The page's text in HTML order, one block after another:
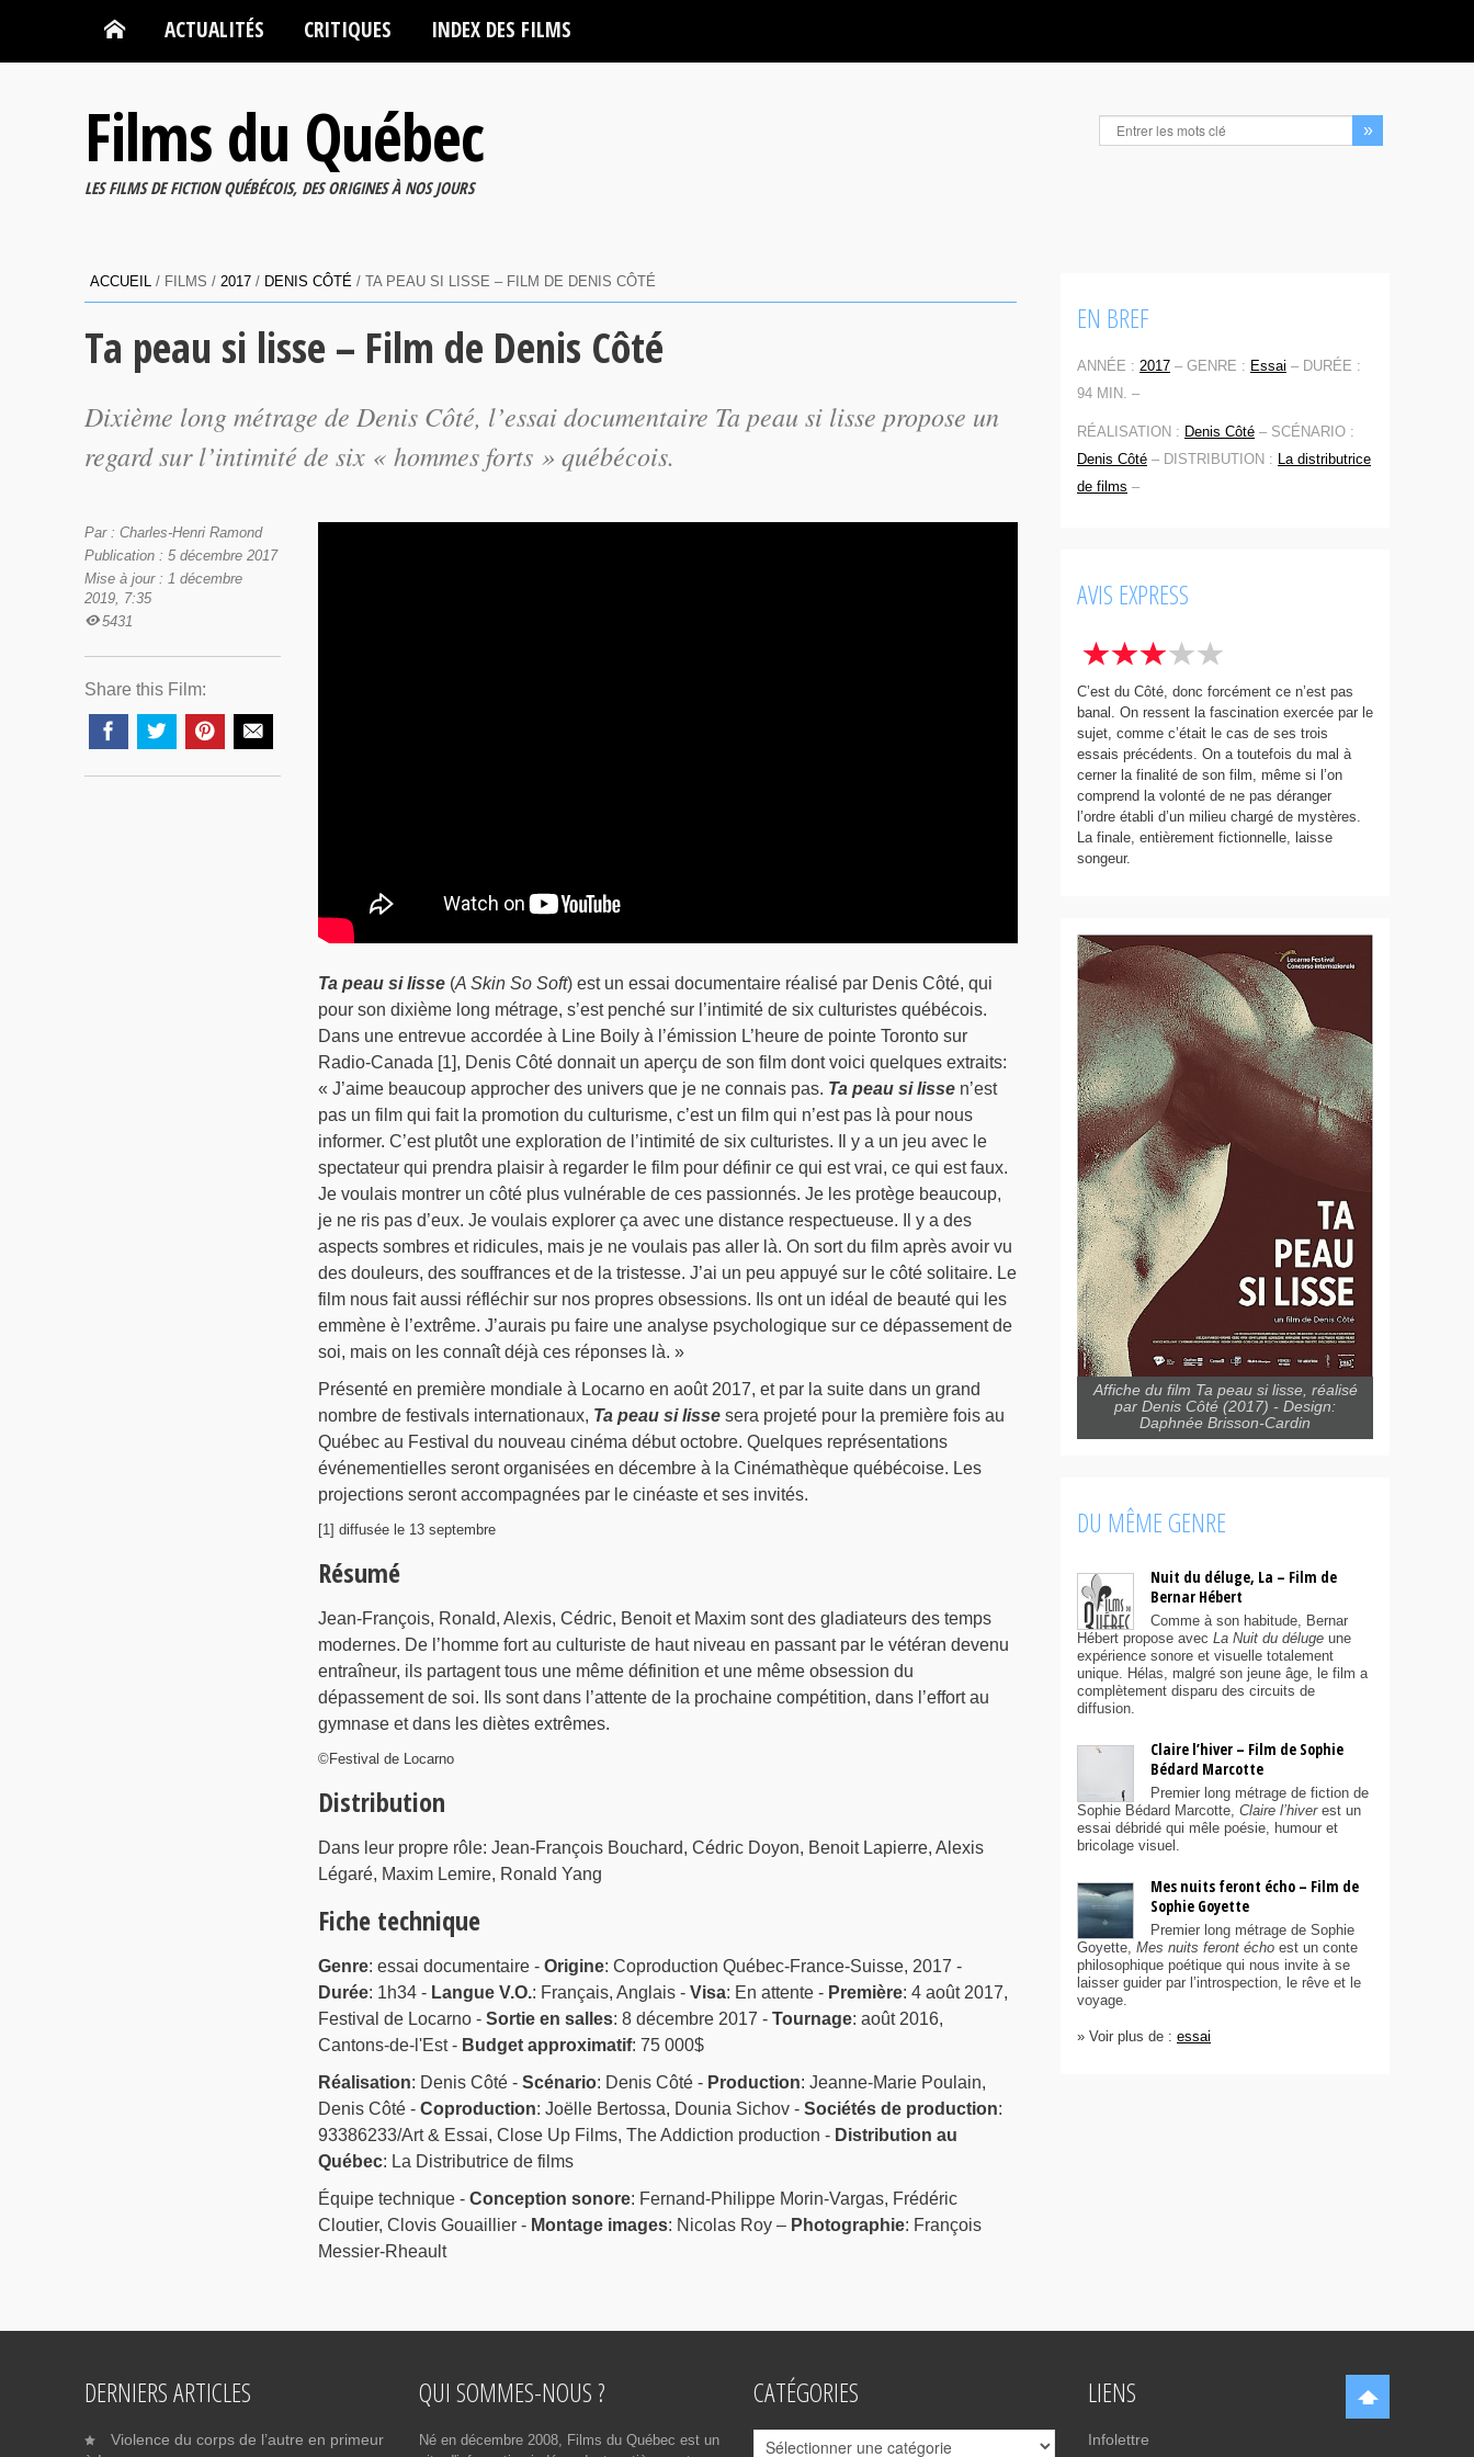
ACTUALITÉS CRITIQUES INDEX DES FILMS
Films du Québec
LES FILMS DE FICTION QUÉBÉCOIS, DES ORIGINES À NOS JOURS
ACCUEIL / FILMS / 2017 / DENIS CÔTÉ / TA PEAU SI LISSE – FILM DE DENIS CÔTÉ
Ta peau si lisse – Film de Denis Côté
Dixième long métrage de Denis Côté, l’essai documentaire Ta peau si lisse propose un
regard sur l’intimité de six « hommes forts » québécois.
Par : Charles-Henri Ramond
Publication : 5 décembre 2017
Mise à jour : 1 décembre
2019, 7:35
5431
Share this Film:
Ta peau si lisse(A Skin So Soft) est un essai documentaire réalisé par Denis Côté, qui
pour son dixième long métrage, s’est penché sur l’intimité de six culturistes québécois.
Dans une entrevue accordée à Line Boily à l’émission L’heure de pointe Toronto sur
Radio-Canada [1], Denis Côté donnait un aperçu de son film dont voici quelques extraits:
« J’aime beaucoup approcher des univers que je ne connais pas. Ta peau si lissen’est
pas un film qui fait la promotion du culturisme, c’est un film qui n’est pas là pour nous
informer. C’est plutôt une exploration de l’intimité de six culturistes. Il y a un jeu avec le
spectateur qui prendra plaisir à regarder le film pour définir ce qui est vrai, ce qui est faux.
Je voulais montrer un côté plus vulnérable de ces passionnés. Je les protège beaucoup,
je ne ris pas d’eux. Je voulais explorer ça avec une distance respectueuse. Il y a des
aspects sombres et ridicules, mais je ne voulais pas aller là. On sort du film après avoir vu
des douleurs, des souffrances et de la tristesse. J’ai un peu appuyé sur le côté solitaire. Le
film nous fait aussi réfléchir sur nos propres obsessions. Ils ont un idéal de beauté qui les
emmène è l’extrême. J’aurais pu faire une analyse psychologique sur ce dépassement de
soi, mais on les connaît déjà ces réponses là. »
Présenté en première mondiale à Locarno en août 2017, et par la suite dans un grand
nombre de festivals internationaux, Ta peau si lissesera projeté pour la première fois au
Québec au Festival du nouveau cinéma début octobre. Quelques représentations
événementielles seront organisées en décembre à la Cinémathèque québécoise. Les
projections seront accompagnées par le cinéaste et ses invités.
[1] diffusée le 13 septembre
Résumé
Jean-François, Ronald, Alexis, Cédric, Benoit et Maxim sont des gladiateurs des temps
modernes. De l’homme fort au culturiste de haut niveau en passant par le vétéran devenu
entraîneur, ils partagent tous une même définition et une même obsession du
dépassement de soi. Ils sont dans l’attente de la prochaine compétition, dans l’effort au
gymnase et dans les diètes extrêmes.
©Festival de Locarno
Distribution
Dans leur propre rôle: Jean-François Bouchard, Cédric Doyon, Benoit Lapierre, Alexis
Légaré, Maxim Lemire, Ronald Yang
Fiche technique
Genre: essai documentaire - Origine: Coproduction Québec-France-Suisse, 2017 -
Durée: 1h34 - Langue V.O.: Français, Anglais - Visa: En attente - Première: 4 août 2017,
Festival de Locarno - Sortie en salles: 8 décembre 2017 - Tournage: août 2016,
Cantons-de-l'Est - Budget approximatif: 75 000$
Réalisation: Denis Côté - Scénario: Denis Côté - Production: Jeanne-Marie Poulain,
Denis Côté - Coproduction: Joëlle Bertossa, Dounia Sichov - Sociétés de production:
93386233/Art & Essai, Close Up Films, The Addiction production - Distribution au
Québec: La Distributrice de films
Équipe technique - Conception sonore: Fernand-Philippe Morin-Vargas, Frédéric
Cloutier, Clovis Gouaillier - Montage images: Nicolas Roy – Photographie: François
Messier-Rheault
EN BREF
ANNÉE : 2017 – GENRE : Essai – DURÉE :
94 MIN. –
RÉALISATION : Denis Côté – SCÉNARIO :
Denis Côté – DISTRIBUTION : La distributrice
de films –
AVIS EXPRESS
C’est du Côté, donc forcément ce n’est pas
banal. On ressent la fascination exercée par le
sujet, comme c’était le cas de ses trois
essais précédents. On a toutefois du mal à
cerner la finalité de son film, même si l’on
comprend la volonté de ne pas déranger
l’ordre établi d’un milieu chargé de mystères.
La finale, entièrement fictionnelle, laisse
songeur.
Affiche du film Ta peau si lisse, réalisé
par Denis Côté (2017) - Design:
Daphnée Brisson-Cardin
DU MÊME GENRE
Nuit du déluge, La – Film de
Bernar Hébert
Comme à son habitude, Bernar
Hébert propose avec La Nuit du déluge une
expérience sonore et visuelle totalement
unique. Hélas, malgré son jeune âge, le film a
complètement disparu des circuits de
diffusion.
Claire l’hiver – Film de Sophie
Bédard Marcotte
Premier long métrage de fiction de
Sophie Bédard Marcotte, Claire l’hiverest un
essai débridé qui mêle poésie, humour et
bricolage visuel.
Mes nuits feront écho – Film de
Sophie Goyette
Premier long métrage de Sophie
Goyette, Mes nuits feront écho est un conte
philosophique poétique qui nous invite à se
laisser guider par l’introspection, le rêve et le
voyage.
» Voir plus de : essai
DERNIERS ARTICLES
Violence du corps de l’autre en primeur
QUI SOMMES-NOUS ?
Né en décembre 2008, Films du Québec est un
CATÉGORIES
Catégories
LIENS
Infolettre